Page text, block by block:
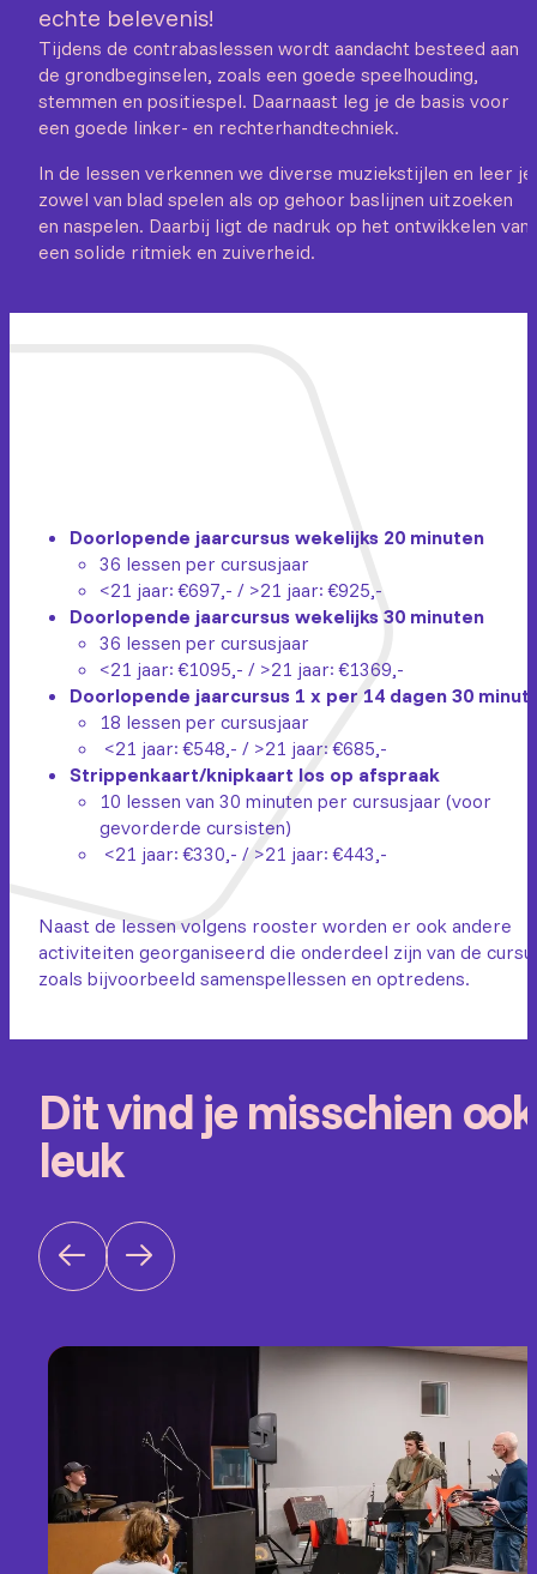
echte belevenis!
Tijdens de contrabaslessen wordt aandacht besteed aan
de grondbeginselen, zoals een goede speelhouding,
stemmen en positiespel. Daarnaast leg je de basis voor
een goede linker- en rechterhandtechniek.
In de lessen verkennen we diverse muziekstijlen en leer je
zowel van blad spelen als op gehoor baslijnen uitzoeken
en naspelen. Daarbij ligt de nadruk op het ontwikkelen van
een solide ritmiek en zuiverheid.
Doorlopende jaarcursus wekelijks 20 minuten
36 lessen per cursusjaar
<21 jaar: €697,- / >21 jaar: €925,-
Doorlopende jaarcursus wekelijks 30 minuten
36 lessen per cursusjaar
<21 jaar: €1095,- / >21 jaar: €1369,-
Doorlopende jaarcursus 1 x per 14 dagen 30
18 lessen per cursusjaar
<21 jaar: €548,- / >21 jaar: €685,-
Strippenkaart/knipkaart los op afspraak
10 lessen van 30 minuten per cursusjaar (voor
gevorderde cursisten)
<21 jaar: €330,- / >21 jaar: €443,-
Naast de lessen volgens rooster worden er ook andere
activiteiten georganiseerd die onderdeel zijn van de
zoals bijvoorbeeld samenspellessen en optredens.
Dit vind je misschien ook
leuk